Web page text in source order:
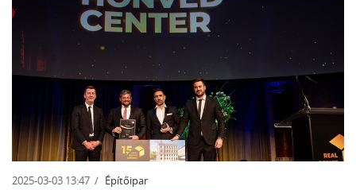
2025-03-03 13:47 Építőipar